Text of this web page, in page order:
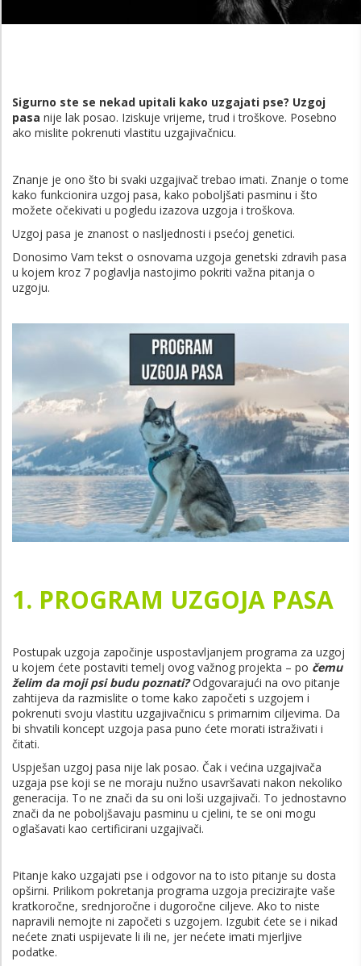
Sigurno ste se nekad upitali kako uzgajati pse? Uzgoj
pasa nije lak posao. Iziskuje vrijeme, trud i troškove. Posebno
ako mislite pokrenuti vlastitu uzgajivačnicu.
Znanje je ono što bi svaki uzgajivač trebao imati. Znanje o tome
kako funkcionira uzgoj pasa, kako poboljšati pasminu i što
možete očekivati ​​u pogledu izazova uzgoja i troškova.
Uzgoj pasa je znanost o nasljednosti i psećoj genetici.
Donosimo Vam tekst o osnovama uzgoja genetski zdravih pasa
u kojem kroz 7 poglavlja nastojimo pokriti važna pitanja o
uzgoju.
1. PROGRAM UZGOJA PASA
Postupak uzgoja započinje uspostavljanjem programa za uzgoj
u kojem ćete postaviti temelj ovog važnog projekta – po čemu
želim da moji psi budu poznati?Odgovarajući na ovo pitanje
zahtijeva da razmislite o tome kako započeti s uzgojem i
pokrenuti svoju vlastitu uzgajivačnicu s primarnim ciljevima. Da
bi shvatili koncept uzgoja pasa puno ćete morati istraživati i
čitati.
Uspješan uzgoj pasa nije lak posao. Čak i većina uzgajivača
uzgaja pse koji se ne moraju nužno usavršavati nakon nekoliko
generacija. To ne znači da su oni loši uzgajivači. To jednostavno
znači da ne poboljšavaju pasminu u cjelini, te se oni mogu
oglašavati kao certificirani uzgajivači.
Pitanje kako uzgajati pse i odgovor na to isto pitanje su dosta
opširni. Prilikom pokretanja programa uzgoja precizirajte vaše
kratkoročne, srednjoročne i dugoročne ciljeve. Ako to niste
napravili nemojte ni započeti s uzgojem. Izgubit ćete se i nikad
nećete znati uspijevate li ili ne, jer nećete imati mjerljive
podatke.